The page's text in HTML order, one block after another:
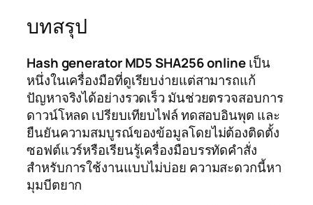
บทสรุป
Hash generator MD5 SHA256 onlineเป็น
หนึ่งในเครื่องมือที่ดูเรียบง่ายแต่สามารถแก้
ปัญหาจริงได้อย่างรวดเร็ว มันช่วยตรวจสอบการ
ดาวน์โหลด เปรียบเทียบไฟล์ ทดสอบอินพุต และ
ยืนยันความสมบูรณ์ของข้อมูลโดยไม่ต้องติดตั้ง
ซอฟต์แวร์หรือเรียนรู้เครื่องมือบรรทัดคำสั่ง
สำหรับการใช้งานแบบไม่บ่อย ความสะดวกนี้หา
มุมบีตยาก